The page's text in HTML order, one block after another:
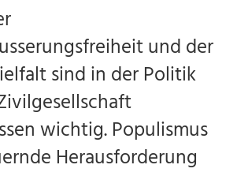
und der
sind in der Politik
wichtig. Populismus
Herausforderung